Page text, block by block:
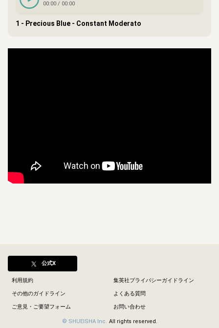
00:00 / 00:00
1 - Precious Blue - Constant Moderato
公式X
利用規約 集英社プライバシーガイドライン
その他のガイドライン よくある質問
ご意見・ご要望フォーム お問い合わせ
© SHUEISHA Inc. All rights reserved.